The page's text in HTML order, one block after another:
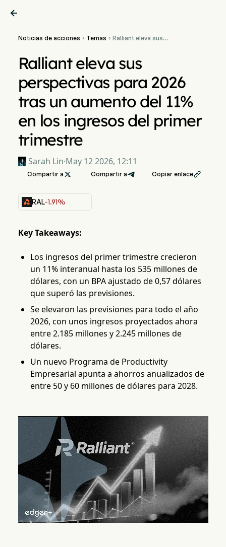

Noticias de acciones  Temas  Ralliant eleva sus
los ingresos del primer
trimestre
Ralliant eleva sus
perspectivas para 2026
tras un aumento del 11%
en los ingresos del primer
trimestre
Sarah Lin·May 12 2026, 12:11
Compartir a  Compartir a Copiar enlace
RAL-1.91%
Key Takeaways:
Los ingresos del primer trimestre crecieron
un 11% interanual hasta los 535 millones de
dólares, con un BPA ajustado de 0,57 dólares
que superó las previsiones.
Se elevaron las previsiones para todo el año
2026, con unos ingresos proyectados ahora
entre 2.185 millones y 2.245 millones de
dólares.
Un nuevo Programa de Productivity
Empresarial apunta a ahorros anualizados de
entre 50 y 60 millones de dólares para 2028.